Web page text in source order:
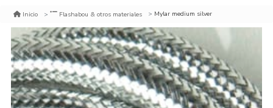
Inicio Flashabou & otros materiales Mylar medium silver